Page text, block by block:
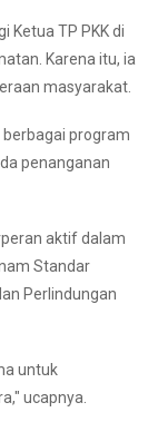
Ketua TP PKK di
Karena itu, ia
masyarakat.
berbagai program
penanganan
aktif dalam
Standar
Perlindungan
untuk
ucapnya.